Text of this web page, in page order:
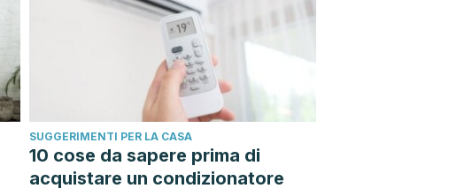
SUGGERIMENTI PER LA CASA
10 cose da sapere prima di
acquistare un condizionatore